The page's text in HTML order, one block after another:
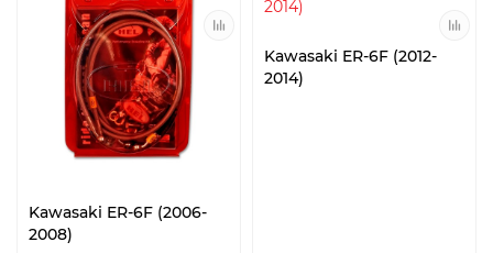
Kawasaki ER-6F (2006-
2008)
Kawasaki ER-6F (2012-
2014)